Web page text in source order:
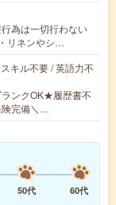
為は一切行わない
リネンやシ…
キル不要 / 英語力不
ンクOK★履歴書不
険完備＼…
50代
60代